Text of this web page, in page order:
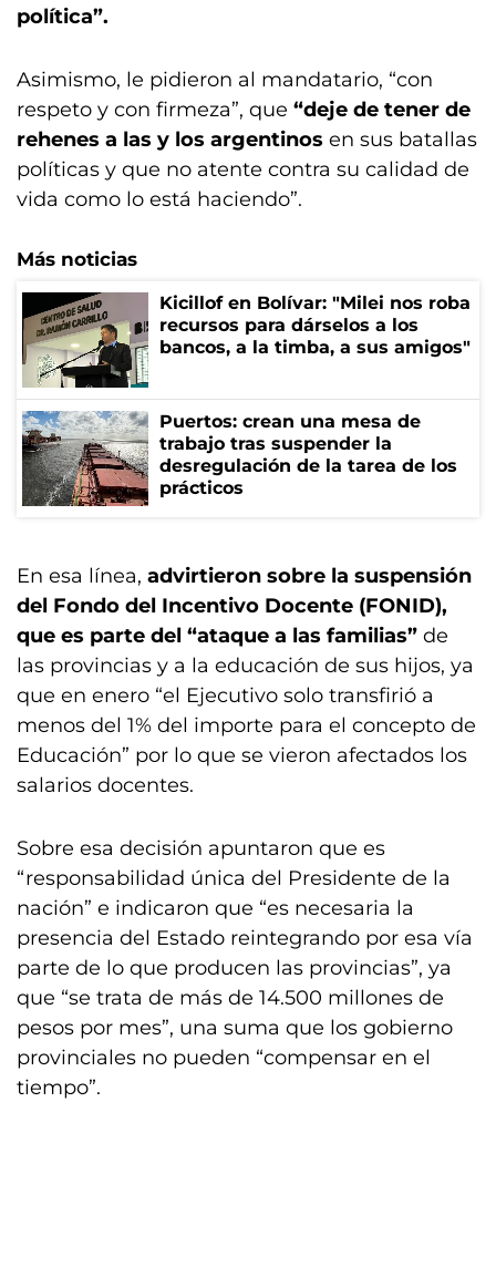
política”.
Asimismo, le pidieron al mandatario, “con
respeto y con firmeza”, que “deje de tener de
rehenes a las y los argentinos en sus batallas
políticas y que no atente contra su calidad de
vida como lo está haciendo”.
Más noticias
Kicillof en Bolívar: "Milei nos roba
recursos para dárselos a los
bancos, a la timba, a sus amigos"
Puertos: crean una mesa de
trabajo tras suspender la
desregulación de la tarea de los
prácticos
En esa línea, advirtieron sobre la suspensión
del Fondo del Incentivo Docente (FONID),
que es parte del “ataque a las familias” de
las provincias y a la educación de sus hijos, ya
que en enero “el Ejecutivo solo transfirió a
menos del 1% del importe para el concepto de
Educación” por lo que se vieron afectados los
salarios docentes.
Sobre esa decisión apuntaron que es
“responsabilidad única del Presidente de la
nación” e indicaron que “es necesaria la
presencia del Estado reintegrando por esa vía
parte de lo que producen las provincias”, ya
que “se trata de más de 14.500 millones de
pesos por mes”, una suma que los gobierno
provinciales no pueden “compensar en el
tiempo”.